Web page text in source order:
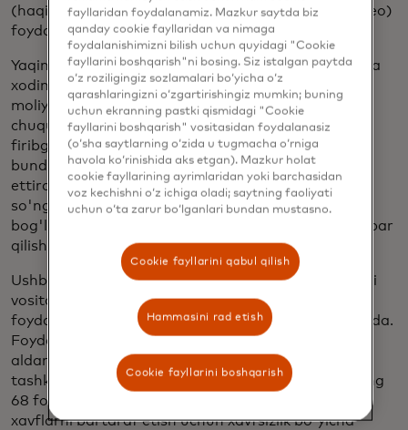
(haqiqiy shaxsni taqlid qiluvchi sintetik audio va video)
foydalanmoqdalar.
Yaqinda sodir bo'lgan hujumda Gonkongdagi moliya
xodimi video qo'ng'iroqda kompaniyaning bosh
moliyaviy direktori qiyofasini o'zgartirish uchun
chuqur soxta texnologiyadan foydalangan
firibgarlarga 25 million dollar o'tkazdi. Bu holat
bunday taktikalarning kengroq tarqalishini aks
ettiradi, chunki moliyaviy institutlarning
46 foizi
so'nggi bir yil ichida chuqur qalbakilashtirish bilan
bog'liq firibgarlik urinishlarining ko'payganligini xabar
qilishdi.
Ushbu tahdid sharoitida tanish hujum usullari yangi
vositalar va yangi kanallar, ayniqsa inson xatosidan
foydalanadigan texnikalar bilan qayta qo'llanilmoqda.
Foydalanuvchilarning fishing elektron pochtasiga
aldanishining o'rtacha vaqti
60 soniyadan
tashkil qiladi va 2024-yilda inson omili buzilishlarning
68 foizida ishtirok etgan, bu esa texnik va insoniy
xavflarni bartaraf etish uchun xavfsizlik bo'yicha
fayllaridan foydalanamiz. Mazkur saytda biz
qanday cookie fayllaridan va nimaga
foydalanishimizni bilish uchun quyidagi "Cookie
fayllarini boshqarish"ni bosing. Siz istalgan paytda
o‘z roziligingiz sozlamalari bo‘yicha o‘z
qarashlaringizni o‘zgartirishingiz mumkin; buning
uchun ekranning pastki qismidagi "Cookie
fayllarini boshqarish" vositasidan foydalanasiz
(o‘sha saytlarning o‘zida u tugmacha o‘rniga
havola ko‘rinishida aks etgan). Mazkur holat
cookie fayllarining ayrimlaridan yoki barchasidan
voz kechishni o‘z ichiga oladi; saytning faoliyati
uchun o‘ta zarur bo‘lganlari bundan mustasno.
Cookie fayllarini qabul qilish
Hammasini rad etish
Cookie fayllarini boshqarish